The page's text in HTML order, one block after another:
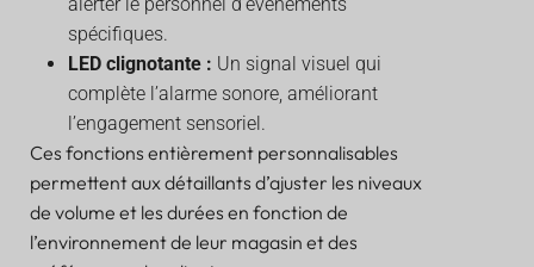
spécifiques.
LED clignotante : Un signal visuel qui
complète l’alarme sonore, améliorant
l’engagement sensoriel.
Ces fonctions entièrement personnalisables
permettent aux détaillants d’ajuster les niveaux
de volume et les durées en fonction de
l’environnement de leur magasin et des